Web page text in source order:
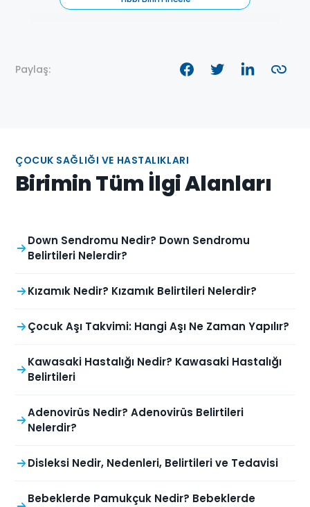
Paylaş:
ÇOCUK SAĞLIĞI VE HASTALIKLARI
Birimin Tüm İlgi Alanları
Down Sendromu Nedir? Down Sendromu
Belirtileri Nelerdir?
Kızamık Nedir? Kızamık Belirtileri Nelerdir?
Çocuk Aşı Takvimi: Hangi Aşı Ne Zaman Yapılır?
Kawasaki Hastalığı Nedir? Kawasaki Hastalığı
Belirtileri
Adenovirüs Nedir? Adenovirüs Belirtileri
Nelerdir?
Disleksi Nedir, Nedenleri, Belirtileri ve Tedavisi
Bebeklerde Pamukçuk Nedir? Bebeklerde